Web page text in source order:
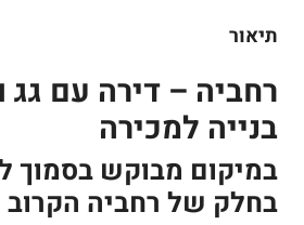
תיאור
רחביה – דירה עם גג
בנייה למכירה
במיקום מבוקש בסמוך
בחלק של רחביה הקרוב